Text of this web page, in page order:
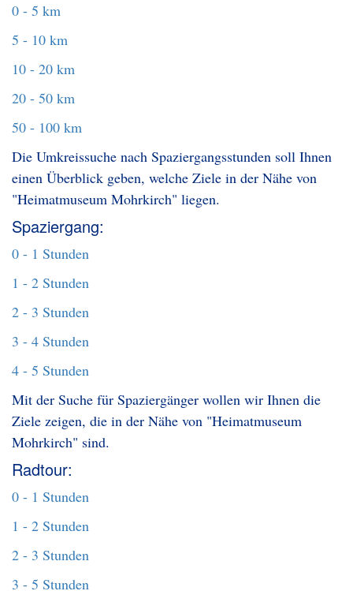
0 - 5 km
5 - 10 km
10 - 20 km
20 - 50 km
50 - 100 km
Die Umkreissuche nach Spaziergangsstunden soll Ihnen
einen Überblick geben, welche Ziele in der Nähe von
"Heimatmuseum Mohrkirch" liegen.
Spaziergang:
0 - 1 Stunden
1 - 2 Stunden
2 - 3 Stunden
3 - 4 Stunden
4 - 5 Stunden
Mit der Suche für Spaziergänger wollen wir Ihnen die
Ziele zeigen, die in der Nähe von "Heimatmuseum
Mohrkirch" sind.
Radtour:
0 - 1 Stunden
1 - 2 Stunden
2 - 3 Stunden
3 - 5 Stunden